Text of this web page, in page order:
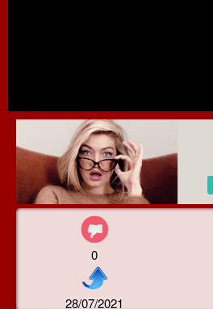
0
28/07/2021